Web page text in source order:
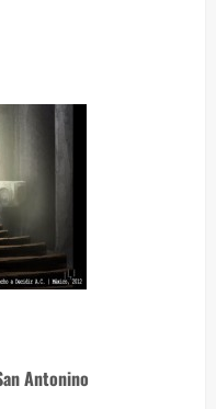
Antonino